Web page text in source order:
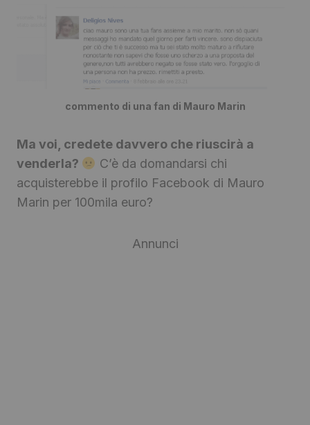
commento di una fan di Mauro Marin
Ma voi, credete davvero che riuscirà a
venderla?
C’è da domandarsi chi
acquisterebbe il profilo Facebook di Mauro
Marin per 100mila euro?
Annunci